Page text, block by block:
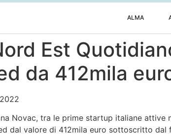
ALMA
Est
da 412mila
Novac, tra le prime startup italiane
dal valore di 412mila euro sottoscritto dal